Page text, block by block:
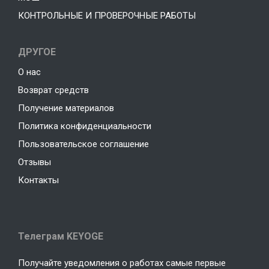
КОНТРОЛЬНЫЕ И ПРОВЕРОЧНЫЕ РАБОТЫ
ДРУГОЕ
О нас
Возврат средств
Получение материалов
Политика конфиденциальности
Пользовательское соглашение
Отзывы
Контакты
Телеграм KEYOGE
Получайте уведомления о работах самые первые